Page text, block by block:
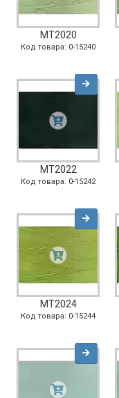
MT2020
Код товара: 0-15240
MT2022
Код товара: 0-15242
MT2024
Код товара: 0-15244